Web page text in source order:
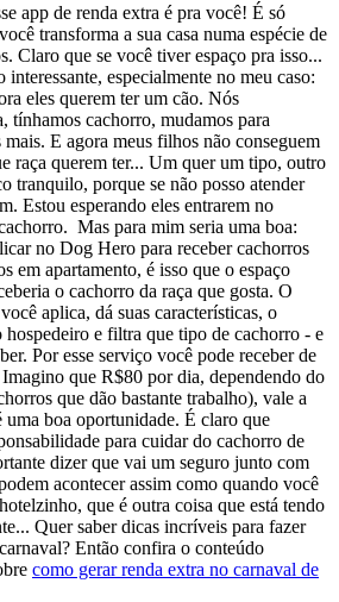
app de renda extra é pra você! É só
transforma a sua casa numa espécie de
Claro que se você tiver espaço pra isso...
especialmente no meu caso:
eles querem ter um cão. Nós
tínhamos cachorro, mudamos para
mais. E agora meus filhos não conseguem
raça querem ter... Um quer um tipo, outro
tranquilo, porque se não posso atender
Estou esperando eles entrarem no
Mas para mim seria uma boa:
no Dog Hero para receber cachorros
em apartamento, é isso que o espaço
o cachorro da raça que gosta. O
aplica, dá suas características, o
e filtra que tipo de cachorro - e
Por esse serviço você pode receber de
que R$80 por dia, dependendo do
que dão bastante trabalho), vale a
uma boa oportunidade. É claro que
para cuidar do cachorro de
dizer que vai um seguro junto com
acontecer assim como quando você
que é outra coisa que está tendo
Quer saber dicas incríveis para fazer
Então confira o conteúdo
como gerar renda extra no carnaval de